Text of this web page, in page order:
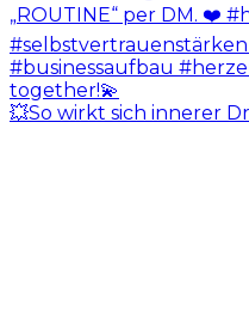
💥So wirkt sich innerer